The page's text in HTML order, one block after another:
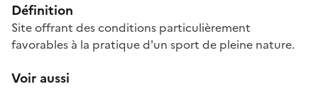
Définition
Site offrant des conditions particulièrement
favorables à la pratique d'un sport de pleine nature.
Voir aussi